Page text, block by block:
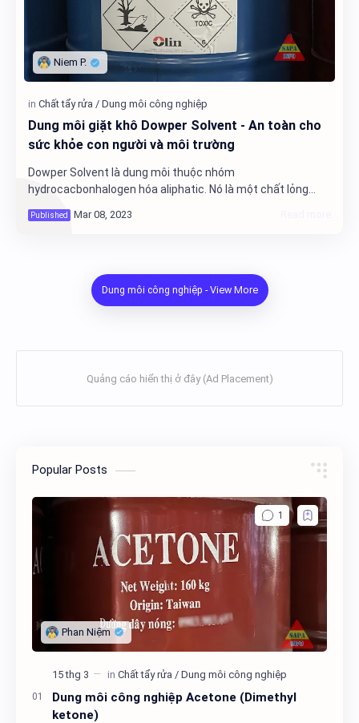
Dung môi giặt khô Dowper Solvent - An toàn cho
sức khỏe con người và môi trường
Dowper Solvent là dung môi thuộc nhóm
hydrocacbonhalogen hóa aliphatic. Nó là một chất lỏng
không màu, bay hơi với mùi thơm đặc biệt giống như mùi
ether. Về cơ bản nó không cháy; không có điểm bốc chá
Popular Posts
Dung môi công nghiệp Acetone (Dimethyl
ketone)